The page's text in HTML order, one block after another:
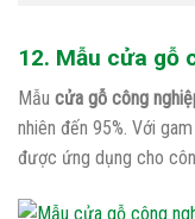
12. Mẫu cửa gỗ
Mẫu cửa gỗ công
nhiên đến 95%. Với
được ứng dụng cho